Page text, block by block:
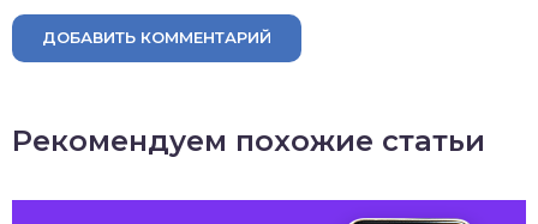
ДОБАВИТЬ КОММЕНТАРИЙ
Рекомендуем похожие статьи